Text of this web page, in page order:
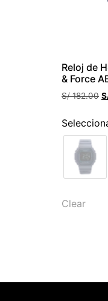
Reloj de
& Force
S/182.00
Clear